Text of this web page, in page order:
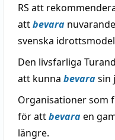
RS att
attbevara
svenska
Den livsfarliga
att kunna bevarasin
Organisationer som
för attbevaraen
längre.